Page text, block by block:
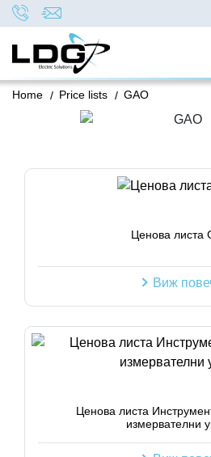
/
Home /
Price lists GAO
Ценова листа
Виж
Ценова листа
измервателни